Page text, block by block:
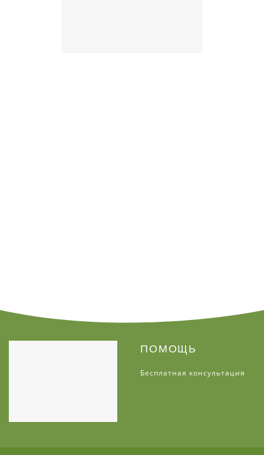
ПОМОЩЬ
Бесплатная консультация